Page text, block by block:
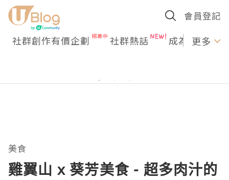
會員登記
社群創作有價企劃 社群熱話 成為U更多
美食
雞翼山 x 葵芳美食 - 超多肉汁的